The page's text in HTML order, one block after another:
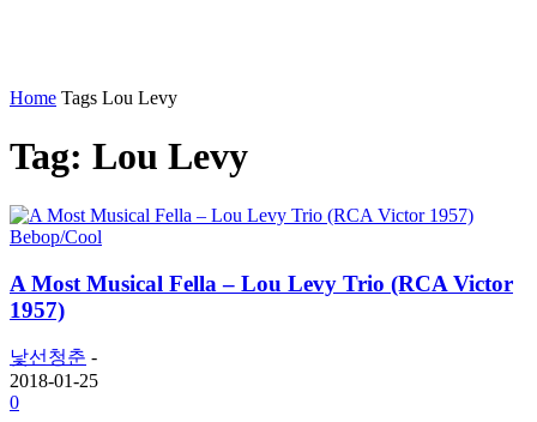
Home Tags Lou Levy
Tag: Lou Levy
Bebop/Cool
A Most Musical Fella – Lou Levy Trio (RCA Victor
1957)
낯선청춘 -
2018-01-25
0